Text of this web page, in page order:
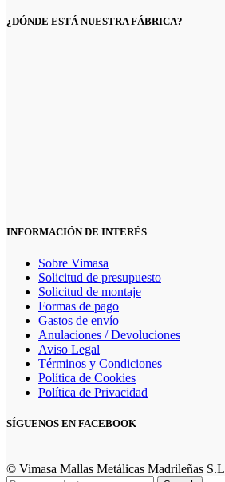
¿DÓNDE ESTÁ NUESTRA FÁBRICA?
INFORMACIÓN DE INTERÉS
Sobre Vimasa
Solicitud de presupuesto
Solicitud de montaje
Formas de pago
Gastos de envío
Anulaciones / Devoluciones
Aviso Legal
Términos y Condiciones
Política de Cookies
Política de Privacidad
SÍGUENOS EN FACEBOOK
© Vimasa Mallas Metálicas Madrileñas S.L